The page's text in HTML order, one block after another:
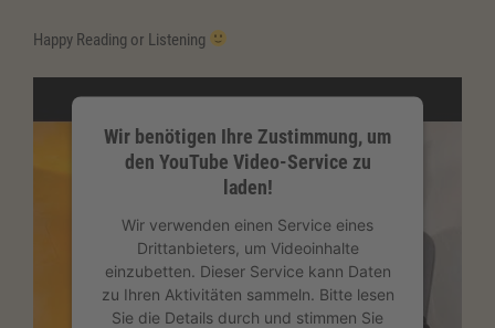
Happy Reading or Listening
Wir benötigen Ihre Zustimmung, um
den YouTube Video-Service zu
laden!
Wir verwenden einen Service eines
Drittanbieters, um Videoinhalte
einzubetten. Dieser Service kann Daten
zu Ihren Aktivitäten sammeln. Bitte lesen
Sie die Details durch und stimmen Sie